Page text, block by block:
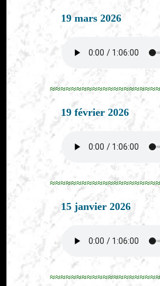
19 mars 2026
19 février 2026
15 janvier 2026